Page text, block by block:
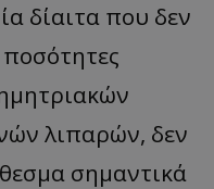
δίαιτα που δεν
λιπαρών, δεν
σημαντικά